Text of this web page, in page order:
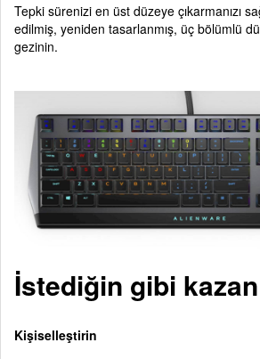
Tepki sürenizi en üst düzeye çıkarmanızı
edilmiş, yeniden tasarlanmış, üç bölümlü
gezinin.
İstediğin gibi kazan
Kişiselleştirin